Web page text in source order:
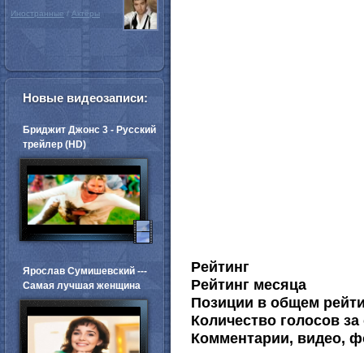
Рейтинг
Рейтинг месяца
Позиции в общем
Количество голосов за
Комментарии, видео,
Иностранные / Актёры
Новые видеозаписи:
Бриджит Джонс 3 - Русский
трейлер (HD)
Ярослав Сумишевский ---
Самая лучшая женщина